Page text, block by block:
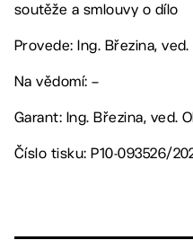
soutěže a smlouvy o dílo
Provede: Ing. Březina, ved.
Na vědomí: –
Garant: Ing. Březina, ved.
Číslo tisku: P10-093526/